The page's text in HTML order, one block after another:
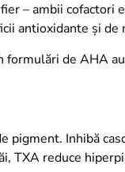
– ambii
antioxidante și de
de AHA
Inhibă
TXA reduce